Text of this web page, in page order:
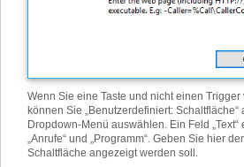
Wenn Sie eine Taste und nicht einen
können Sie „Benutzerdefiniert: Schaltfläche“
Dropdown-Menü auswählen. Ein Feld
„Anrufe“ und „Programm“. Geben Sie hier
Schaltfläche angezeigt werden soll.